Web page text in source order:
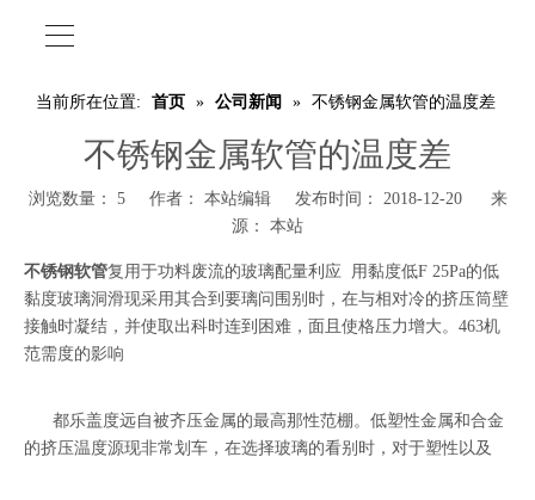
当前所在位置: 首页 » 公司新闻 » 不锈钢金属软管的温度差
不锈钢金属软管的温度差
浏览数量： 5作者： 本站编辑 发布时间： 2018-12-20 来
源： 本站
不锈钢软管复用于功料废流的玻璃配量利应 用黏度低F 25Pa的低
黏度玻璃洞滑现采用其合到要璃问围别时，在与相对冷的挤压筒壁
接触时凝结，并使取出科时连到困难，面且使格压力增大。463机
范需度的影响
都乐盖度远自被齐压金属的最高那性范棚。低塑性金属和合金
的挤压温度源现非常划车，在选择玻璃的看别时，对于塑性以及